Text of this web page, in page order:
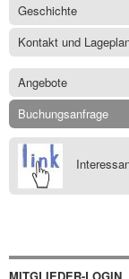
Geschichte
Kontakt und
Angebote
Buchungsanfrage
MITGLIEDER-LOGIN